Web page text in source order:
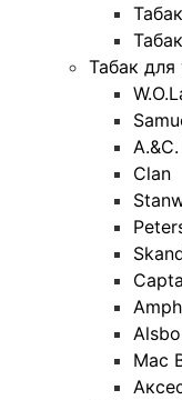
Табак для
Clan
Alsbo
Mac